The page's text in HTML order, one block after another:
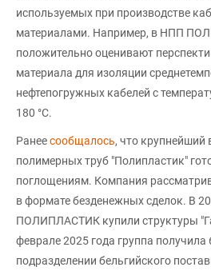
используемых при производстве
материалами. Например, в НПП
положительно оценивают
материала для изоляции
нефтепогружных кабелей с
180 °C.
Ранеесообщалось, что крупнейший
полимерных труб "Полипластик"
поглощениям. Компания
в формате безденежных сделок. В
ПОЛИПЛАСТИК купили структуры
феврале 2025 года группа
подразделении бельгийского